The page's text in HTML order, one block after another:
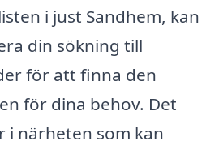
i just Sandhem, kan
din sökning till
för att finna den
för dina behov. Det
i närheten som kan